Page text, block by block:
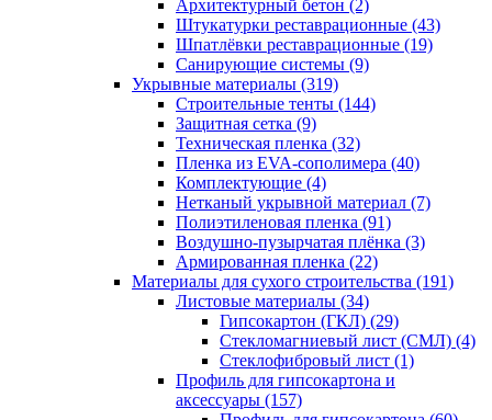
Архитектурный бетон (2)
Штукатурки реставрационные (43)
Шпатлёвки реставрационные (19)
Санирующие системы (9)
Укрывные материалы (319)
Строительные тенты (144)
Защитная сетка (9)
Техническая пленка (32)
Пленка из EVA-сополимера (40)
Комплектующие (4)
Нетканый укрывной материал (7)
Полиэтиленовая пленка (91)
Воздушно-пузырчатая плёнка (3)
Армированная пленка (22)
Материалы для сухого строительства (191)
Листовые материалы (34)
Гипсокартон (ГКЛ) (29)
Стекломагниевый лист (СМЛ) (4)
Cтеклофибровый лист (1)
Профиль для гипсокартона и
аксессуары (157)